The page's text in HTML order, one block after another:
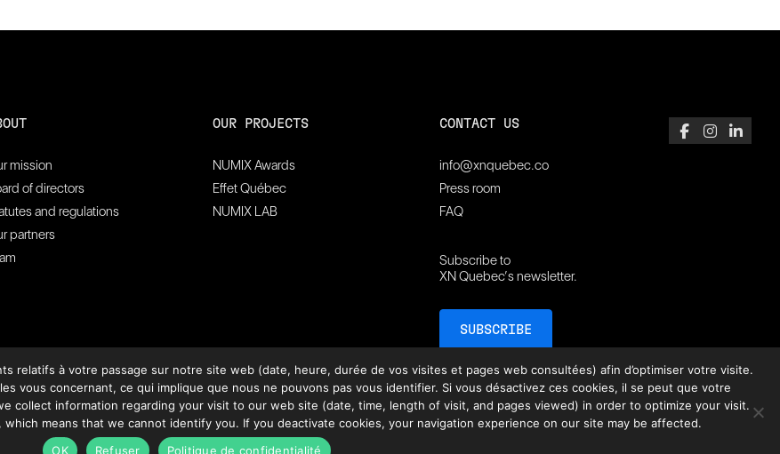
mission
of directors
and regulations
partners
OUR PROJECTS
NUMIX Awards
Effet Québec
NUMIX LAB
CONTACT US
info@xnquebec.co
Press room
FAQ
Subscribe to
XN Quebec’s newsletter.
SUBSCRIBE
relatifs à votre passage sur notre site web (date, heure, durée de vos visites et pages web consultées) afin d’optimiser votre visite.
vous concernant, ce qui implique que nous ne pouvons pas vous identifier. Si vous désactivez ces cookies, il se peut que votre
collect information regarding your visit to our web site (date, time, length of visit, and pages viewed) in order to optimize your visit.
means that we cannot identify you. If you deactivate cookies, your navigation experience on our site may be affected.
OK
Refuser Politique de confidentialité